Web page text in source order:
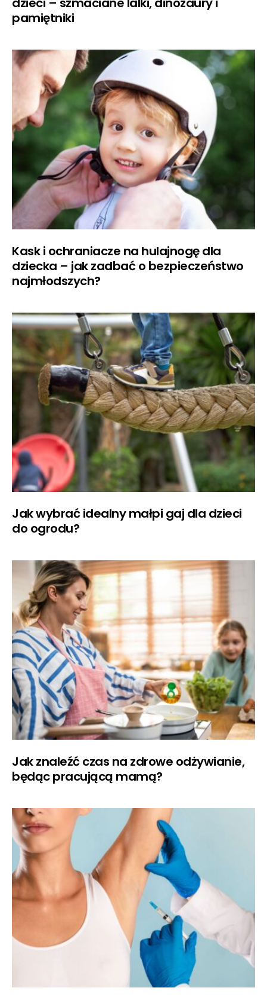
pamiętniki
Kask i ochraniacze na hulajnogę dla
dziecka – jak zadbać o bezpieczeństwo
najmłodszych?
Jak wybrać idealny małpi gaj dla dzieci
do ogrodu?
Jak znaleźć czas na zdrowe odżywianie,
będąc pracującą mamą?